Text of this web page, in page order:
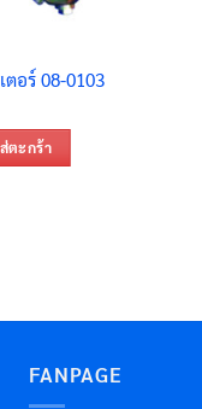
ตอร์ 08-0103
ตะกร้า
FANPAGE